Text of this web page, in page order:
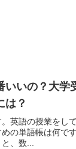
いいの？大学
は？
英語の授業をし
の単語帳は何で
、数...